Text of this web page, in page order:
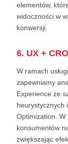
elementów,
widoczności w
konwersji.
6. UX + CRO
W ramach
zapewniamy
Experience ze
heurystycznych
Optimization. W
konsumentów
zwiększając